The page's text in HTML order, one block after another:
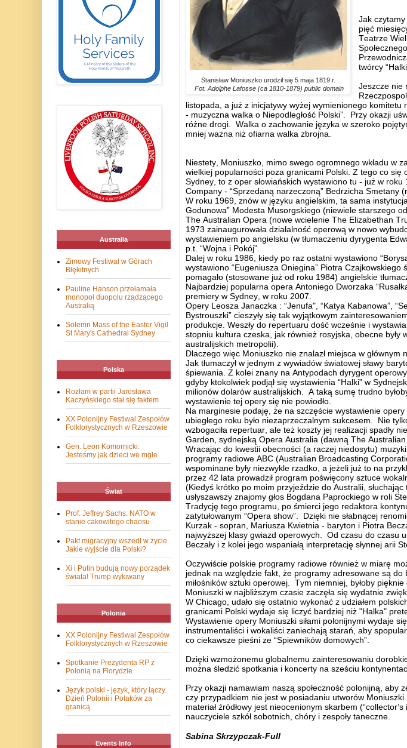
Stanisław Moniuszko urodził się 5 maja 1819 r.
Fot. Adolphe Lafosse (ca 1810-1879) public domain
Jak
pięć
Teatrze
twórcy
Jeszcze nie
listopada, a już z inicjatywy wyżej wymienionego komitetu
- muzyczna walka o Niepodległość Polski”. Przy okazji
różne drogi. Walka o zachowanie języka w szeroko
mniej ważna niż ofiarna walka zbrojna.
Niestety, Moniuszko, mimo swego ogromnego wkładu w
wielkiej popularności poza granicami Polski. Z tego co się
Sydney, to z oper słowiańskich wystawiono tu - już w
Company - “Sprzedaną narzeczoną” Bedrzicha Smetany
W roku 1969, znów w języku angielskim, ta sama
Godunowa” Modesta Musorgskiego (niewiele starszego
The Australian Opera (nowe wcielenie The Elizabethan
1973 zainaugurowała działalność operową w nowo
wystawieniem po angielsku (w tłumaczeniu dyrygenta
p.t. “Wojna i Pokój”.
Dalej w roku 1986, kiedy po raz ostatni wystawiono
wystawiono “Eugeniusza Oniegina” Piotra
pomagało (stosowane już od roku 1984) angielskie
Najbardziej popularna opera Antoniego Dworzaka
premiery w Sydney, w roku 2007.
Opery Leosza Janaczka : “Jenufa", “Katya Kabanowa”,
Bystrouszki” cieszyły się tak wyjątkowym
produkcje. Weszły do repertuaru dość wcześnie i
stopniu kultura czeska, jak również rosyjska, obecne
australijskich metropolii).
Dlaczego więc Moniuszko nie znalazł miejsca w
Jak tłumaczył w jednym z wywiadów światowej sławy
śpiewania. Z kolei znany na Antypodach dyrygent
gdyby ktokolwiek podjął się wystawienia “Halki” w
milionów dolarów australijskich. A taką sumę trudno
wystawienie tej opery się nie powiodło.
Na marginesie podaję, że na szczęście wystawienie
ubiegłego roku było niezaprzeczalnym sukcesem. Nie
wzbogaciła repertuar, ale też koszty jej realizacji spadły
Garden, sydnejską Opera Australia (dawną The
Wracając do kwestii obecności (a raczej niedosytu)
programy radiowe ABC (Australian Broadcasting
wspominane były niezwykle rzadko, a jeżeli już to na
przez 42 lata prowadził program poświęcony sztuce
(Kiedyś krótko po moim przyjeździe do Australii,
usłyszawszy znajomy głos Bogdana Paprockiego w roli
Tradycję tego programu, po śmierci jego redaktora
zatytułowanym “Opera show”. Dzięki nie słabnącej
Kurzak - sopran, Mariusza Kwietnia - baryton i Piotra
najwyższej klasy gwiazd operowych. Od czasu do czasu
Beczały i z kolei jego wspaniałą interpretację słynnej arii
Oczywiście polskie programy radiowe również w miarę
jednak na względzie fakt, że programy adresowane są
miłośników sztuki operowej. Tym niemniej, byłoby
Moniuszki w najbliższym czasie zaczęła się wydatnie
W Chicago, udało się ostatnio wykonać z udziałem
granicami Polski wydaje się liczyć bardziej niż "Halka"
Wystawienie opery Moniuszki siłami polonijnymi wydaje
instrumentaliści i wokaliści zaniechają starań, aby
co ciekawsze pieśni ze “Spiewników domowych”.
Dzięki wzmożonemu globalnemu zainteresowaniu
można śledzić spotkania i koncerty na sześciu
Przy okazji namawiam naszą społeczność polonijną, aby
czy przypadkiem nie jest w posiadaniu utworów Moniuszki.
materiał źródłowy jest nieocenionym skarbem
nauczyciele szkół sobotnich, chóry i zespoły taneczne.
Sabina Skrzypczak-Full
Australia
Zimowy Festiwal w Górach
Błękitnych
Pauline Hanson przełamała
monopol duopolu rządzącego
Australią
Solemn Mass of the Easter Vigil
St Mary's Cathedral Sydney
Polska
Rozłam w partii Jarosława
Kaczyńskiego stał się faktem
XX Polonijny Festiwal Zespołów
Folklorystycznych w Rzeszowie
Gen. Leon Komornicki:
Jesteśmy jak dzieci we mgle
Świat
Prof. Jeffrey Sachs: NATO w
stanie cakowitego chaosu
Pakt migracyjny wszedł w życie.
Jakie wyjście dla Polski?
Xi i Putin budują nowy porządek
świata! Trump wykiwany
Polonia
XX Polonijny Festiwal Zespołów
Folklorystycznych w Rzeszowie
Spotkanie Prezydenta RP z
Polonią na Florydzie
Język polski - język, który łączy.
Dzień Polonii i Polaków za
granicą
Events Info